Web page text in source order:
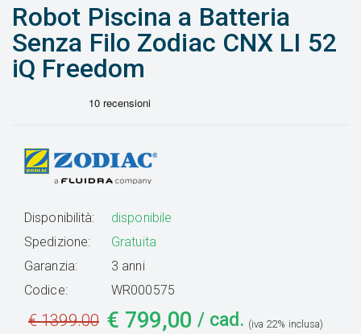
Robot Piscina a Batteria
Senza Filo Zodiac CNX LI 52
iQ Freedom
Disponibilità:
disponibile
Spedizione:
Gratuita
Garanzia:
3 anni
Codice:
WR000575
€1399.00 € 799,00 / cad. (iva 22% inclusa)